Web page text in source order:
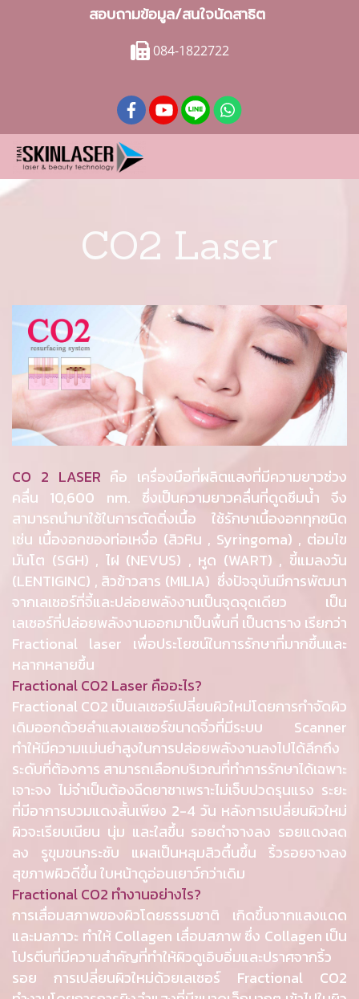
สอบถามข้อมูล/สนใจนัดสาธิต
084-1822722
CO2 Laser
CO 2 LASER คือ เครื่องมือที่ผลิตแสงที่มีความยาวช่วง
คลื่น 10,600 nm. ซึ่งเป็นความยาวคลื่นที่ดูดซึมน้ำ จึง
สามารถนำมาใช้ในการตัดติ่งเนื้อ ใช้รักษาเนื้องอกทุกชนิด
เช่น เนื้องอกของท่อเหงื่อ (สิวหิน , Syringoma) , ต่อมไข
มันโต (SGH) , ไฝ (NEVUS) , หูด (WART) , ขี้แมลงวัน
(LENTIGINC) , สิวข้าวสาร (MILIA) ซึ่งปัจจุบันมีการพัฒนา
จากเลเซอร์ที่จี้และปล่อยพลังงานเป็นจุดจุดเดียว เป็น
เลเซอร์ที่ปล่อยพลังงานออกมาเป็นพื้นที่ เป็นตาราง เรียกว่า
Fractional laser เพื่อประโยชน์ในการรักษาที่มากขึ้นและ
หลากหลายขึ้น
Fractional CO2 Laser คืออะไร?
Fractional CO2 เป็นเลเซอร์เปลี่ยนผิวใหม่โดยการกำจัดผิว
เดิมออกด้วยลำแสงเลเซอร์ขนาดจิ๋วที่มีระบบ Scanner
ทำให้มีความแม่นยำสูงในการปล่อยพลังงานลงไปได้ลึกถึง
ระดับที่ต้องการ สามารถเลือกบริเวณที่ทำการรักษาได้เฉพาะ
เจาะจง ไม่จำเป็นต้องฉีดยาชาเพราะไม่เจ็บปวดรุนแรง ระยะ
ที่มีอาการบวมแดงสั้นเพียง 2-4 วัน หลังการเปลี่ยนผิวใหม่
ผิวจะเรียบเนียน นุ่ม และใสขึ้น รอยดำจางลง รอยแดงลด
ลง รูขุมขนกระชับ แผลเป็นหลุมสิวตื้นขึ้น ริ้วรอยจางลง
สุขภาพผิวดีขึ้น ใบหน้าดูอ่อนเยาว์กว่าเดิม
Fractional CO2 ทำงานอย่างไร?
การเสื่อมสภาพของผิวโดยธรรมชาติ เกิดขึ้นจากแสงแดด
และมลภาวะ ทำให้ Collagen เสื่อมสภาพ ซึ่ง Collagen เป็น
โปรตีนที่มีความสำคัญที่ทำให้ผิวดูเอิบอิ่มและปราศจากริ้ว
รอย การเปลี่ยนผิวใหม่ด้วยเลเซอร์ Fractional CO2